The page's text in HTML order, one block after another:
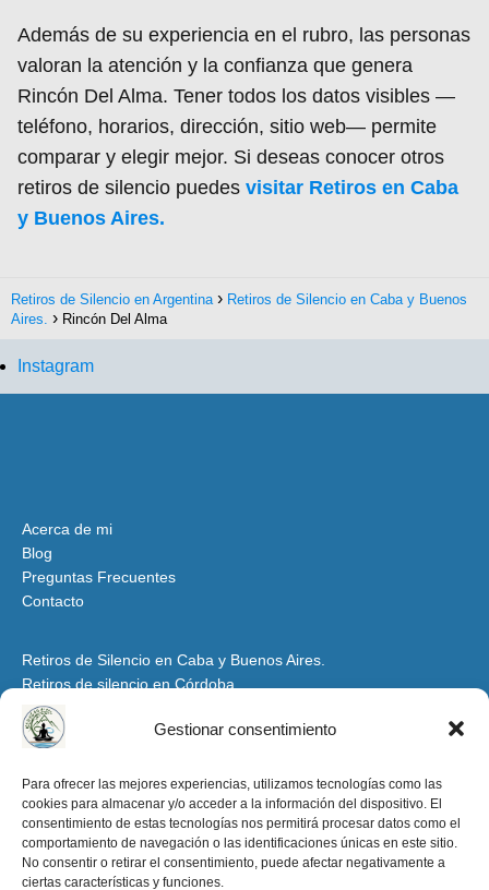
Gestionar consentimiento
Para ofrecer las mejores experiencias, utilizamos tecnologías como las
cookies para almacenar y/o acceder a la información del dispositivo. El
consentimiento de estas tecnologías nos permitirá procesar datos como el
comportamiento de navegación o las identificaciones únicas en este sitio.
No consentir o retirar el consentimiento, puede afectar negativamente a
ciertas características y funciones.
Además de su experiencia en el rubro, las personas
valoran la atención y la confianza que genera
Rincón Del Alma. Tener todos los datos visibles —
teléfono, horarios, dirección, sitio web— permite
comparar y elegir mejor. Si deseas conocer otros
retiros de silencio puedes visitar Retiros en Caba
y Buenos Aires.
Retiros de Silencio en Argentina
Retiros de Silencio en Caba y Buenos
Aires.
Rincón Del Alma
Instagram
Acerca de mi
Blog
Preguntas Frecuentes
Contacto
Retiros de Silencio en Caba y Buenos Aires.
Retiros de silencio en Córdoba
Retiros de Silencio y Espiritualidad en Mendoza
Retiros de Silencio en Santiago del Estero y Tucumán
Retiros de Silencio y Espiritualidad en la Patagonia
Retiros de Silencio en Salta y Jujuy
Aviso Legal y condiciones de uso
Política de Privacidad